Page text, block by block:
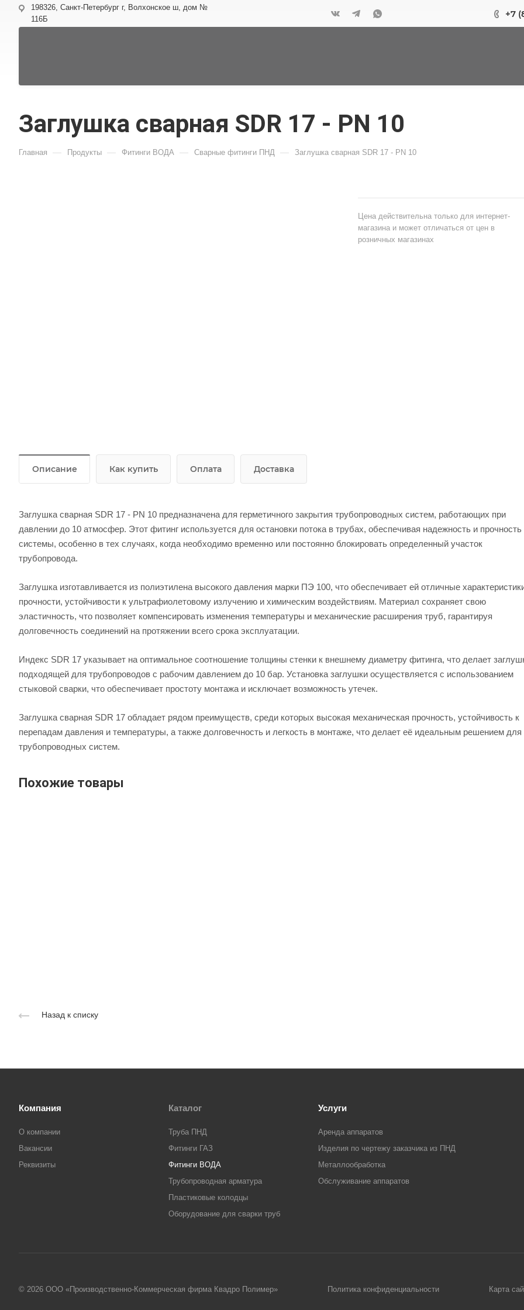
198326, Санкт-Петербург г, Волхонское ш, дом №
116Б
+7
Заглушка сварная SDR 17 - PN 10
Главная — Продукты — Фитинги ВОДА — Сварные фитинги ПНД — Заглушка сварная SDR 17 - PN 10
Цена действительна только для интернет-
магазина и может отличаться от цен в
розничных магазинах
Описание Как купить Оплата Доставка
Заглушка сварная SDR 17 - PN 10 предназначена для герметичного закрытия трубопроводных систем, работающих при
давлении до 10 атмосфер. Этот фитинг используется для остановки потока в трубах, обеспечивая надежность и прочность
системы, особенно в тех случаях, когда необходимо временно или постоянно блокировать определенный участок
трубопровода.
Заглушка изготавливается из полиэтилена высокого давления марки ПЭ 100, что обеспечивает ей отличные
прочности, устойчивости к ультрафиолетовому излучению и химическим воздействиям. Материал сохраняет свою
эластичность, что позволяет компенсировать изменения температуры и механические расширения труб, гарантируя
долговечность соединений на протяжении всего срока эксплуатации.
Индекс SDR 17 указывает на оптимальное соотношение толщины стенки к внешнему диаметру фитинга, что делает
подходящей для трубопроводов с рабочим давлением до 10 бар. Установка заглушки осуществляется с использованием
стыковой сварки, что обеспечивает простоту монтажа и исключает возможность утечек.
Заглушка сварная SDR 17 обладает рядом преимуществ, среди которых высокая механическая прочность, устойчивость к
перепадам давления и температуры, а также долговечность и легкость в монтаже, что делает её идеальным решением для
трубопроводных систем.
Похожие товары
Назад к списку
Компания
О компании
Вакансии
Реквизиты
Каталог
Труба ПНД
Фитинги ГАЗ
Фитинги ВОДА
Трубопроводная арматура
Пластиковые колодцы
Оборудование для сварки труб
Услуги
Аренда аппаратов
Изделия по чертежу заказчика из ПНД
Металлообработка
Обслуживание аппаратов
© 2026 ООО «Производственно-Коммерческая фирма Квадро Полимер» Политика конфиденциальности Карта